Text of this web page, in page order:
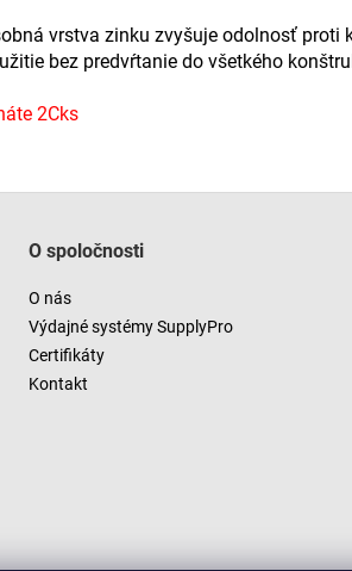
vrstva zinku zvyšuje odolnosť proti
bez predvŕtanie do všetkého
2Cks
O spoločnosti
O nás
Výdajné systémy SupplyPro
Certifikáty
Kontakt